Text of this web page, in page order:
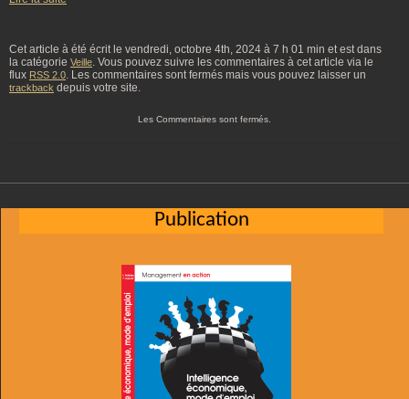
Cet article à été écrit le vendredi, octobre 4th, 2024 à 7 h 01 min et est dans
la catégorie Veille. Vous pouvez suivre les commentaires à cet article via le
flux RSS 2.0. Les commentaires sont fermés mais vous pouvez laisser un
trackback depuis votre site.
Les Commentaires sont fermés.
Publication